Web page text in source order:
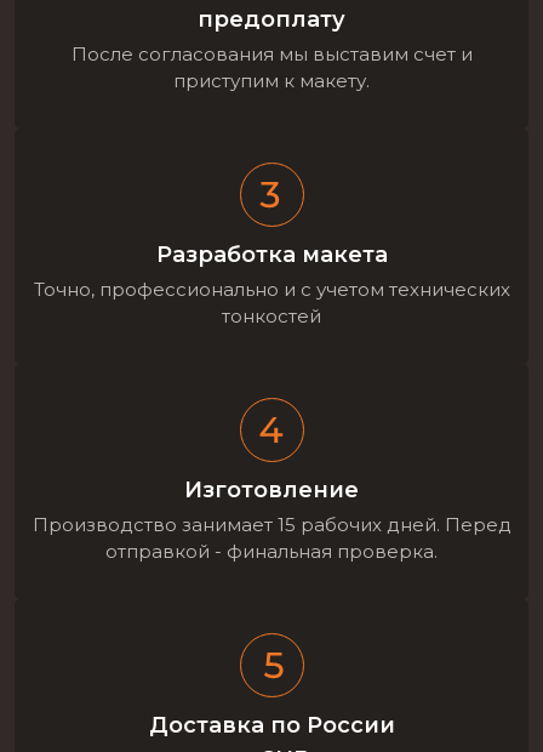
предоплату
После согласования мы выставим счет и
приступим к макету.
Разработка макета
Точно, профессионально и с учетом технических
тонкостей
Изготовление
Производство занимает 15 рабочих дней. Перед
отправкой - финальная проверка.
Доставка по России